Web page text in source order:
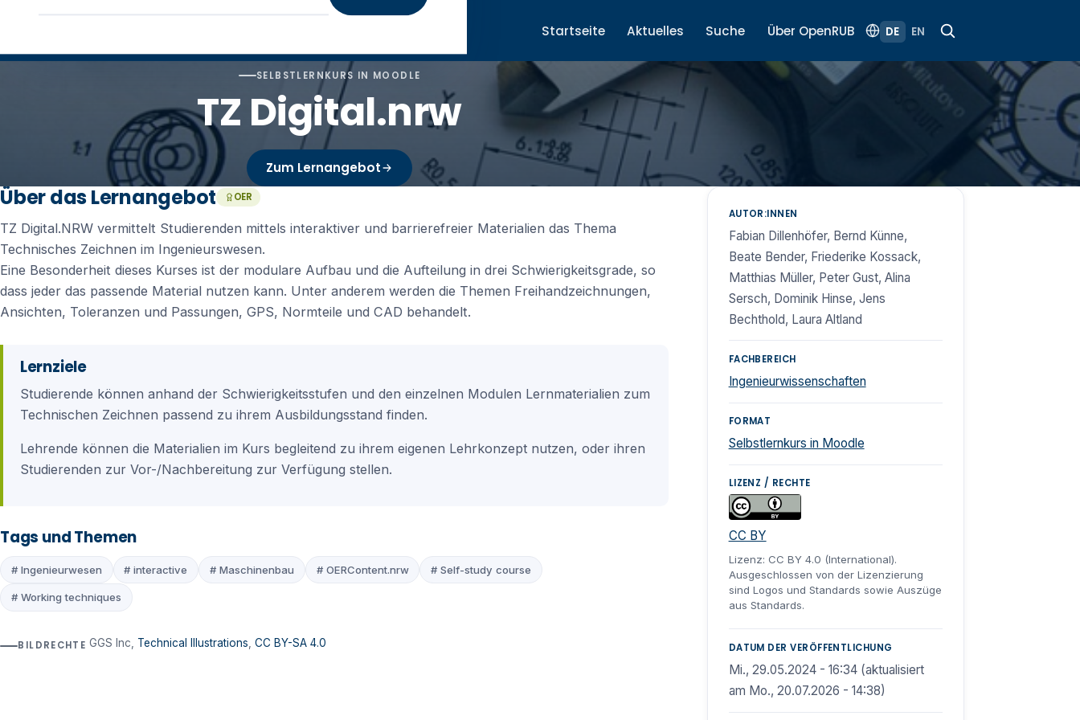
Startseite Aktuelles Suche Über OpenRUB DE EN
SELBSTLERNKURS IN MOODLE
TZ Digital.nrw
Zum Lernangebot
Über das Lernangebot OER
TZ Digital.NRW vermittelt Studierenden mittels interaktiver und barrierefreier Materialien das Thema
Technisches Zeichnen im Ingenieurswesen.
Eine Besonderheit dieses Kurses ist der modulare Aufbau und die Aufteilung in drei Schwierigkeitsgrade, so
dass jeder das passende Material nutzen kann. Unter anderem werden die Themen Freihandzeichnungen,
Ansichten, Toleranzen und Passungen, GPS, Normteile und CAD behandelt.
Lernziele
Studierende können anhand der Schwierigkeitsstufen und den einzelnen Modulen Lernmaterialien zum
Technischen Zeichnen passend zu ihrem Ausbildungsstand finden.
Lehrende können die Materialien im Kurs begleitend zu ihrem eigenen Lehrkonzept nutzen, oder ihren
Studierenden zur Vor-/Nachbereitung zur Verfügung stellen.
Tags und Themen
# Ingenieurwesen # interactive # Maschinenbau # OERContent.nrw # Self-study course
# Working techniques
BILDRECHTE GGS Inc, Technical Illustrations ,CC BY-SA 4.0
AUTOR:INNEN
Fabian Dillenhöfer, Bernd Künne,
Beate Bender, Friederike Kossack,
Matthias Müller, Peter Gust, Alina
Sersch, Dominik Hinse, Jens
Bechthold, Laura Altland
FACHBEREICH
Ingenieurwissenschaften
FORMAT
Selbstlernkurs in Moodle
LIZENZ / RECHTE
CC BY
Lizenz: CC BY 4.0 (International).
Ausgeschlossen von der Lizenzierung
sind Logos und Standards sowie Auszüge
aus Standards.
DATUM DER VERÖFFENTLICHUNG
Mi., 29.05.2024 - 16:34 (aktualisiert
am Mo., 20.07.2026 - 14:38)